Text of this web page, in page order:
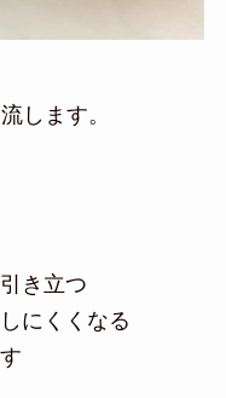
します。
き立つ
にくくなる